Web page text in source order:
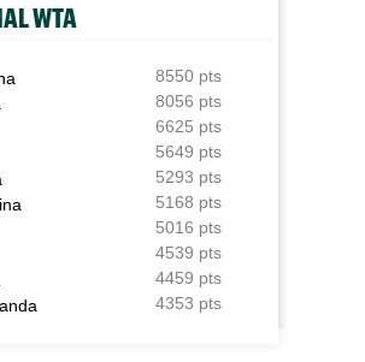
Fils est en huitièmes et
Rafa Jodar dompte
WTA
8550 pts
8056 pts
6625 pts
5649 pts
5293 pts
5168 pts
5016 pts
4539 pts
4459 pts
4353 pts